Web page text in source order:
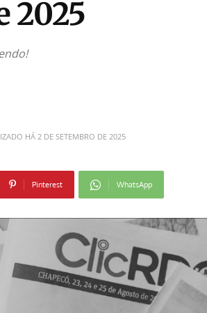
2025
HÁ 2 DE SETEMBRO DE 2025
Pinterest WhatsApp